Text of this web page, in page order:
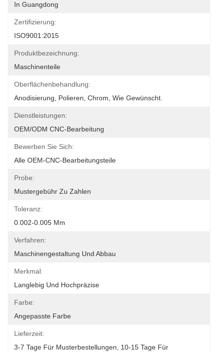
In Guangdong
Zertifizierung:
ISO9001:2015
Produktbezeichnung:
Maschinenteile
Oberflächenbehandlung:
Anodisierung, Polieren, Chrom, Wie Gewünscht.
Dienstleistungen:
OEM/ODM CNC-Bearbeitung
Bewerben Sie Sich:
Alle OEM-CNC-Bearbeitungsteile
Probe:
Mustergebühr Zu Zahlen
Toleranz:
0.002-0.005 Mm
Verfahren:
Maschinengestaltung Und Abbau
Merkmal:
Langlebig Und Hochpräzise
Farbe:
Angepasste Farbe
Lieferzeit:
3-7 Tage Für Musterbestellungen, 10-15 Tage Für